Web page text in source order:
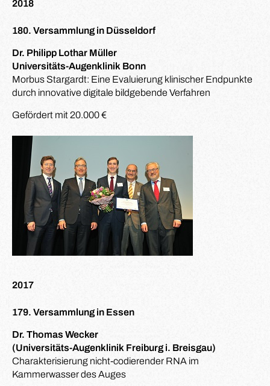
2018
180. Versammlung in Düsseldorf
Dr. Philipp Lothar Müller
Universitäts-Augenklinik Bonn
Morbus Stargardt: Eine Evaluierung klinischer Endpunkte
durch innovative digitale bildgebende Verfahren
Gefördert mit 20.000 €
2017
179. Versammlung in Essen
Dr. Thomas Wecker
(Universitäts-Augenklinik Freiburg i. Breisgau)
Charakterisierung nicht-codierender RNA im
Kammerwasser des Auges